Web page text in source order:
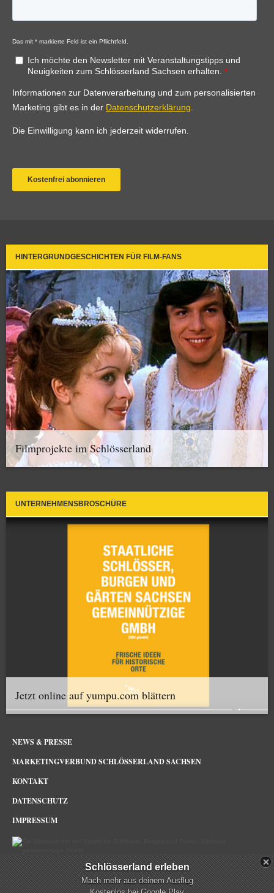
HINTERGRUNDGESCHICHTEN FÜR FILM-FANS
Filmprojekte im Schlösserland
UNTERNEHMENSBROSCHÜRE
Jetzt online auf yumpu.com blättern
NEWS & PRESSE
MARKETINGVERBUND SCHLÖSSERLAND SACHSEN
KONTAKT
DATENSCHUTZ
IMPRESSUM
Schlösserland Sachsen im Netz
Schlösserland erleben
Mach mehr aus deinem Ausflug